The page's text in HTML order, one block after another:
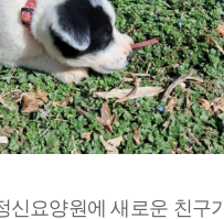
신요양원에 새로운 친구